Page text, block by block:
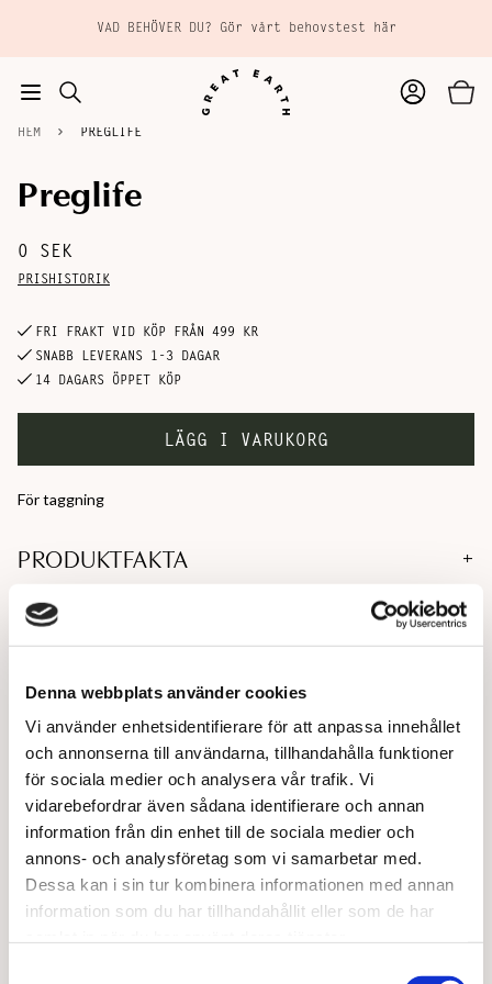
Denna webbplats använder cookies
Vi använder enhetsidentifierare för att anpassa innehållet
och annonserna till användarna, tillhandahålla funktioner
för sociala medier och analysera vår trafik. Vi
vidarebefordrar även sådana identifierare och annan
information från din enhet till de sociala medier och
annons- och analysföretag som vi samarbetar med.
Dessa kan i sin tur kombinera informationen med annan
information som du har tillhandahållit eller som de har
VAD BEHÖVER DU? Gör vårt behovstest här
Tillagd i varukorgen
HEM PREGLIFE
Preglife
0 SEK
PRISHISTORIK
FRI FRAKT VID KÖP FRÅN 499 KR
SNABB LEVERANS 1-3 DAGAR
14 DAGARS ÖPPET KÖP
LÄGG I VARUKORG
För taggning
PRODUKTFAKTA
LEVERANSINFORMATION
Join the support club - Få 50 kr på ditt
köp